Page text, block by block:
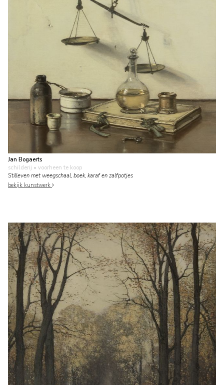
Jan Bogaerts
schilderij • voorheen te koop
Stilleven met weegschaal, boek, karaf en zalfpotjes
bekijk kunstwerk